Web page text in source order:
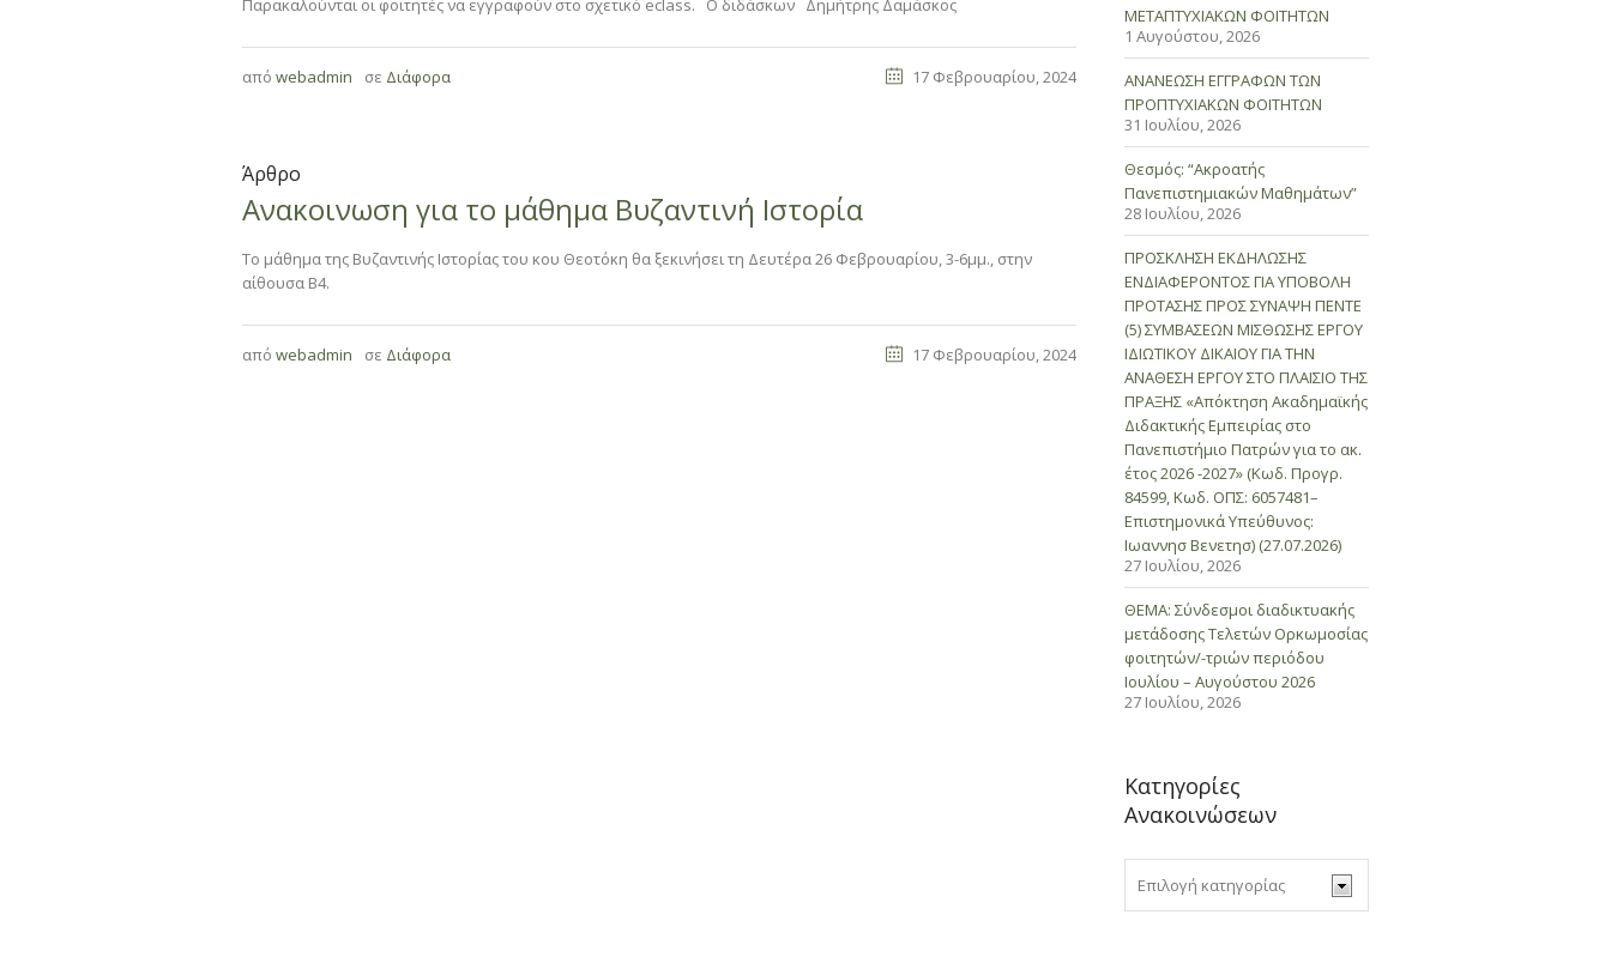
Παρακαλούνται οι φοιτητές να εγγραφούν στο σχετικό eclass. Ο διδάσκων Δημήτρης Δαμάσκος
17 Φεβρουαρίου, 2024
από webadmin σε Διάφορα
Άρθρο
Ανακοινωση για το μάθημα Βυζαντινή Ιστορία
Το μάθημα της Βυζαντινής Ιστορίας του κου Θεοτόκη θα ξεκινήσει τη Δευτέρα 26 Φεβρουαρίου, 3-6μμ., στην
αίθουσα Β4.
17 Φεβρουαρίου, 2024
από webadmin σε Διάφορα
ΜΕΤΑΠΤΥΧΙΑΚΩΝ ΦΟΙΤΗΤΩΝ
1 Αυγούστου, 2026
ΑΝΑΝΕΩΣΗ ΕΓΓΡΑΦΩΝ ΤΩΝ
ΠΡΟΠΤΥΧΙΑΚΩΝ ΦΟΙΤΗΤΩΝ
31 Ιουλίου, 2026
Θεσμός: “Ακροατής
Πανεπιστημιακών Μαθημάτων”
28 Ιουλίου, 2026
ΠΡΟΣΚΛΗΣΗ ΕΚΔΗΛΩΣΗΣ
ΕΝΔΙΑΦΕΡΟΝΤΟΣ ΓΙΑ ΥΠΟΒΟΛΗ
ΠΡΟΤΑΣΗΣ ΠΡΟΣ ΣΥΝΑΨΗ ΠΕΝΤΕ
(5) ΣΥΜΒΑΣΕΩΝ ΜΙΣΘΩΣΗΣ ΕΡΓΟΥ
ΙΔΙΩΤΙΚΟΥ ΔΙΚΑΙΟΥ ΓΙΑ ΤΗΝ
ΑΝΑΘΕΣΗ ΕΡΓΟΥ ΣΤΟ ΠΛΑΙΣΙΟ ΤΗΣ
ΠΡΑΞΗΣ «Απόκτηση Ακαδημαϊκής
Διδακτικής Εμπειρίας στο
Πανεπιστήμιο Πατρών για το ακ.
έτος 2026 -2027» (Κωδ. Προγρ.
84599, Κωδ. ΟΠΣ: 6057481–
Επιστημονικά Υπεύθυνος:
Ιωαννησ Βενετησ) (27.07.2026)
27 Ιουλίου, 2026
ΘΕΜΑ: Σύνδεσμοι διαδικτυακής
μετάδοσης Τελετών Ορκωμοσίας
φοιτητών/-τριών περιόδου
Ιουλίου – Αυγούστου 2026
27 Ιουλίου, 2026
Κατηγορίες
Ανακοινώσεων